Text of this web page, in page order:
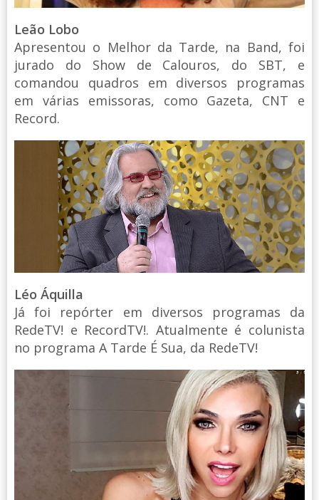
Leão Lobo
Apresentou o Melhor da Tarde, na Band, foi
jurado do Show de Calouros, do SBT, e
comandou quadros em diversos programas
em várias emissoras, como Gazeta, CNT e
Record.
Léo Áquilla
Já foi repórter em diversos programas da
RedeTV! e RecordTV!. Atualmente é colunista
no programa A Tarde É Sua, da RedeTV!